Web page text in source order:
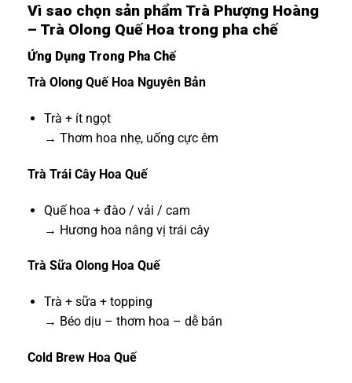
Vì sao chọn sản phẩm Trà Phượng Hoàng
– Trà Olong Quế Hoa trong pha chế
Ứng Dụng Trong Pha Chế
Trà Olong Quế Hoa Nguyên Bản
Trà + ít ngọt
→ Thơm hoa nhẹ, uống cực êm
Trà Trái Cây Hoa Quế
Quế hoa + đào / vải / cam
→ Hương hoa nâng vị trái cây
Trà Sữa Olong Hoa Quế
Trà + sữa + topping
→ Béo dịu – thơm hoa – dễ bán
Cold Brew Hoa Quế